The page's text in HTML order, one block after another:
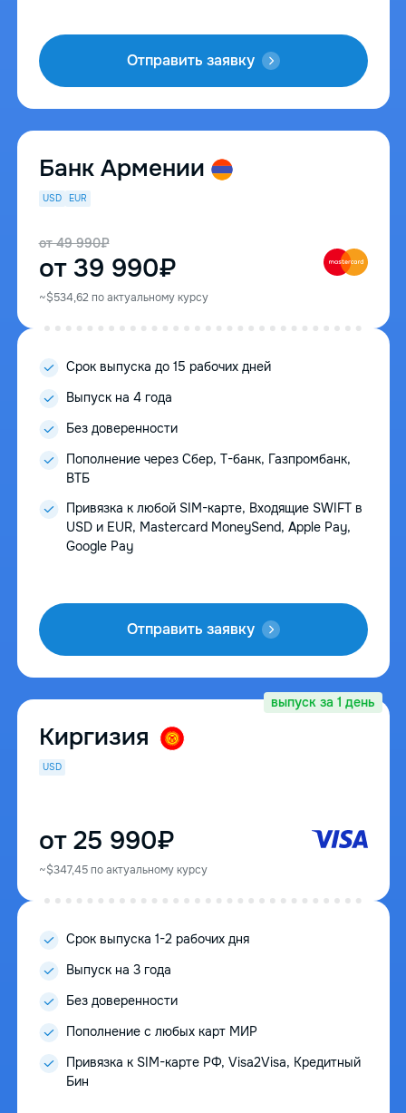
Отправить заявку
Банк Армении
USD EUR
от 39 990₽
от 49 990₽
~$534,62 по актуальному курсу
Срок выпуска до 15 рабочих дней
Выпуск на 4 года
Без доверенности
Пополнение через Сбер, Т-банк, Газпромбанк,
ВТБ
Привязка к любой SIM-карте, Входящие SWIFT в
USD и EUR, Mastercard MoneySend, Apple Pay,
Google Pay
Отправить заявку
выпуск за 1 день
Киргизия
USD
от 25 990₽
~$347,45 по актуальному курсу
Cрок выпуска 1-2 рабочих дня
Выпуск на 3 года
Без доверенности
Пополнение с любых карт МИР
Привязка к SIM-карте РФ, Visa2Visa, Кредитный
Бин